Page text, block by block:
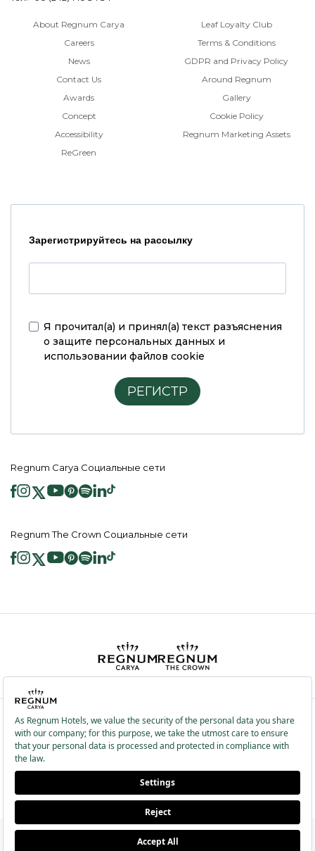
About Regnum Carya
Careers
News
Contact Us
Awards
Concept
Accessibility
ReGreen
Leaf Loyalty Club
Terms & Conditions
GDPR and Privacy Policy
Around Regnum
Gallery
Cookie Policy
Regnum Marketing Assets
Зарегистрируйтесь на рассылку
Я прочитал(а) и принял(а) текст разъяснения
о защите персональных данных и
использовании файлов cookie
РЕГИСТР
Regnum Carya Социальные сети
Regnum The Crown Социальные сети
2026 ® Regnum Hotels. Все права защищены.
Политика в отношении
Главная
Информационные